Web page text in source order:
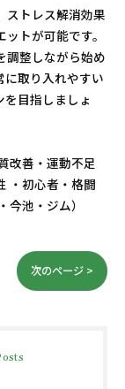
ストレス解消効果
トが可能です。
調整しながら始め
に取り入れやすい
目指しましょ
改善・運動不足
・初心者・格闘
池・ジム）
次のページ >